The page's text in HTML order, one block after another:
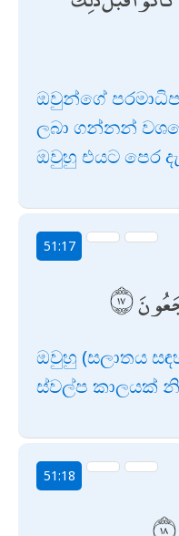
ඔවුන්ගේ
ලබා ගන්නන්
ඔවුහු එයට පෙර
51:17
ඔවුහු (සලාතය
ස්වල්ප කාලයක්
51:18